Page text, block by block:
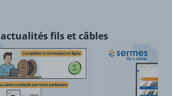
actualités fils et câbles